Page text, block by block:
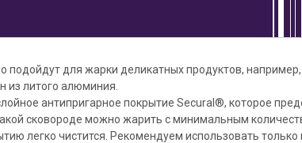
подойдут для жарки деликатных продуктов,
из литого алюминия.
антипригарное покрытие Secural®, которое
сковороде можно жарить с минимальным
легко чистится. Рекомендуем использовать только